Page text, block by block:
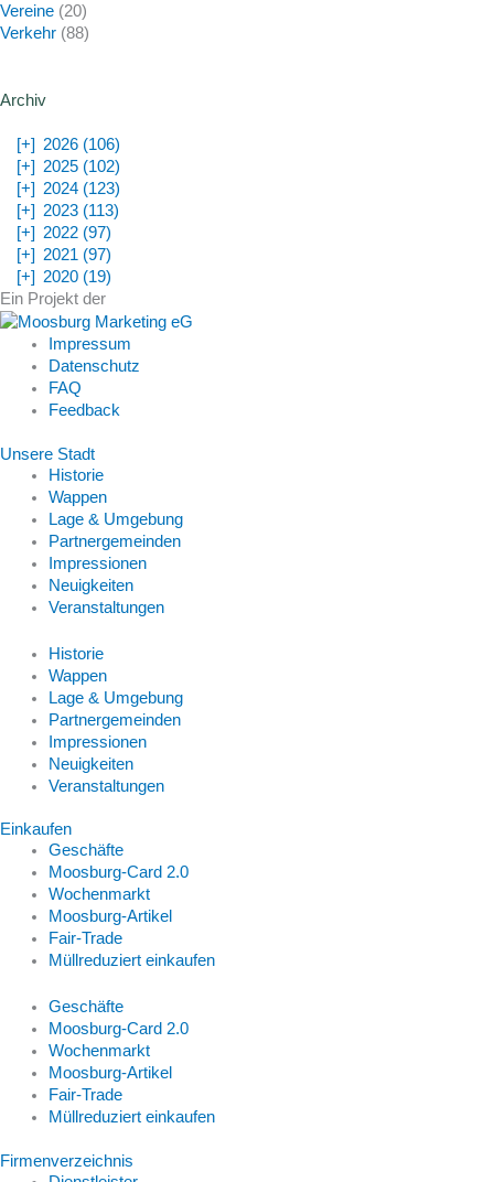
Vereine (20)
Verkehr (88)
Archiv
[+]
2026 (106)
[+]
2025 (102)
[+]
2024 (123)
[+]
2023 (113)
[+]
2022 (97)
[+]
2021 (97)
[+]
2020 (19)
Ein Projekt der
Impressum
Datenschutz
FAQ
Feedback
Unsere Stadt
Historie
Wappen
Lage & Umgebung
Partnergemeinden
Impressionen
Neuigkeiten
Veranstaltungen
Historie
Wappen
Lage & Umgebung
Partnergemeinden
Impressionen
Neuigkeiten
Veranstaltungen
Einkaufen
Geschäfte
Moosburg-Card 2.0
Wochenmarkt
Moosburg-Artikel
Fair-Trade
Müllreduziert einkaufen
Geschäfte
Moosburg-Card 2.0
Wochenmarkt
Moosburg-Artikel
Fair-Trade
Müllreduziert einkaufen
Firmenverzeichnis